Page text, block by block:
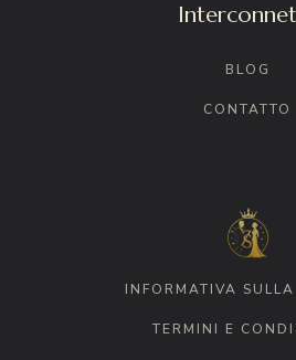
BLOG
CONTATTO
INFORMATIVA
TERMINI E